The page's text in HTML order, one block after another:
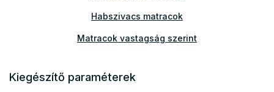
Habszivacs matracok
Matracok vastagság szerint
Vastag matracok
Kiegészítő paraméterek